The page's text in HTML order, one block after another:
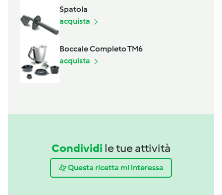
Spatola
acquista
Boccale Completo TM6
acquista
Condividi le tue attività
Questa ricetta mi interessa